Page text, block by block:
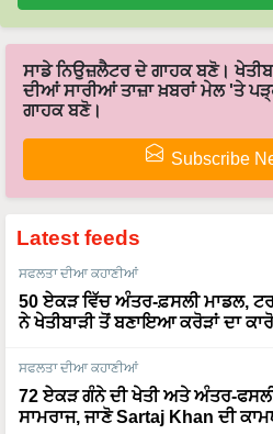
ਸਾਡੇ ਨਿਉਜ਼ਲੈਟਰ ਦੇ ਗਾਹਕ ਬਣੋ।
ਦੀਆਂ ਸਾਰੀਆਂ ਤਾਜ਼ਾ ਖ਼ਬਰਾਂ ਮੇਲ 'ਤੇ
ਗਾਹਕ ਬਣੋ।
Subscribe
Latest feeds
ਸਫਲਤਾ ਦੀਆ ਕਹਾਣੀਆਂ
50 ਏਕੜ ਵਿੱਚ ਅੰਤਰ-ਫ਼ਸਲੀ ਮਾਡਲ,
ਨੇ ਖੇਤੀਬਾੜੀ ਤੋਂ ਬਣਾਇਆ ਕਰੋੜਾਂ ਦਾ
ਸਫਲਤਾ ਦੀਆ ਕਹਾਣੀਆਂ
72 ਏਕੜ ਗੰਨੇ ਦੀ ਖੇਤੀ ਅਤੇ ਅੰਤਰ-
ਸਾਮਰਾਜ, ਜਾਣੋ Sartaj Khan ਦੀ